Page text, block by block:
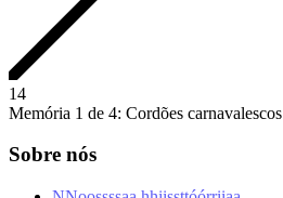
14
Memória 1 de 4: Cordões carnavalescos
Sobre nós